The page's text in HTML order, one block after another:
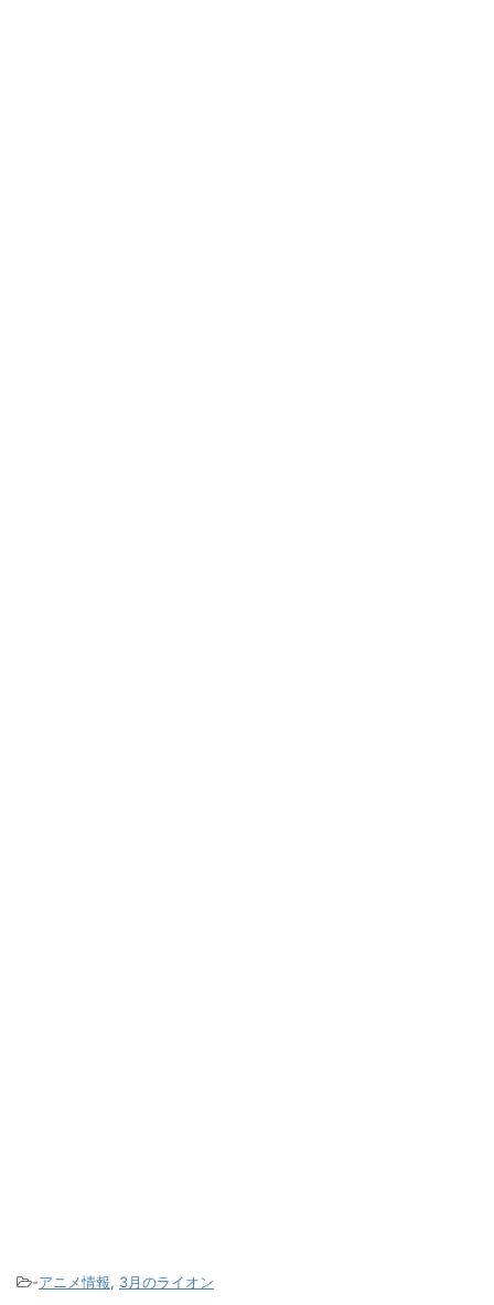
-アニメ情報, 3月のライオン